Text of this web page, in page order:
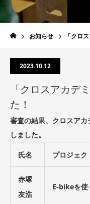
お知らせ 「クロ
2023.10.12
「クロスアカデ
た！
審査の結果、クロスア
しました。
氏名 プロジェク
赤塚
友浩
E-bikeを使